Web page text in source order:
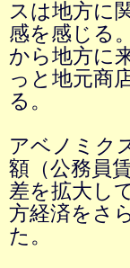
スは地方に
感を感じる
から地方に
っと地元商
る。
アベノミク
額（公務員
差を拡大し
方経済をさ
た。